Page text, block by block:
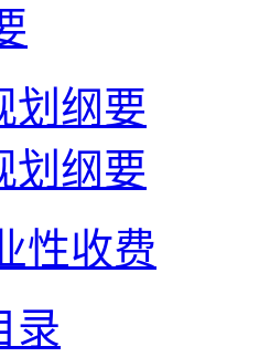
划纲要
划纲要
性收费
录